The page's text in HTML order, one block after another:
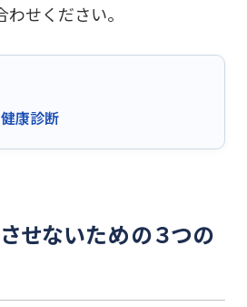
せください。
康診断
せないための３つの